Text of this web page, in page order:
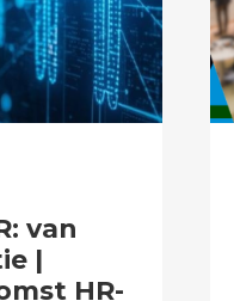
van
|
HR-